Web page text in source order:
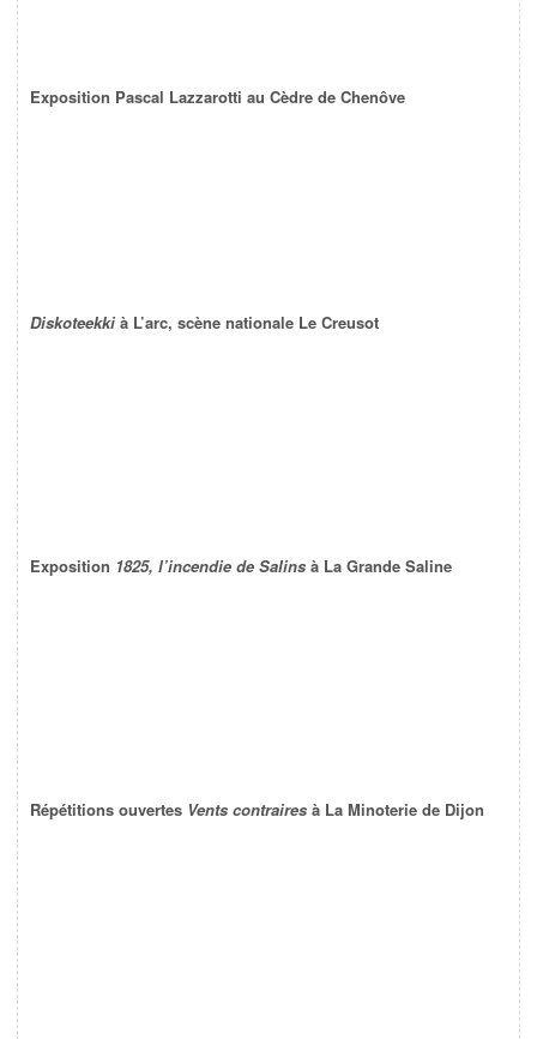
Exposition Pascal Lazzarotti au Cèdre de Chenôve
Diskoteekki à L’arc, scène nationale Le Creusot
Exposition 1825, l’incendie de Salins à La Grande Saline
Répétitions ouvertes Vents contraires à La Minoterie de Dijon